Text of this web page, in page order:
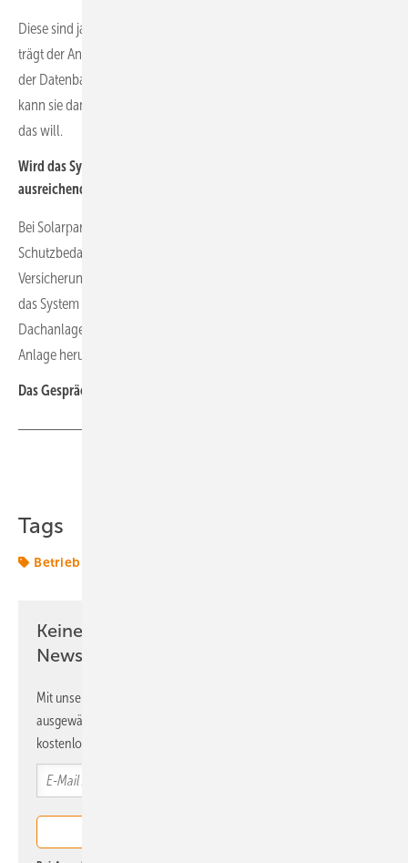
Diese sind ja dann mit Eigentümer in der Datenbank registriert. Dann
trägt der Anlagenbetreiber die verkauften Komponenten einfach aus
der Datenbank aus und kann sie verkaufen. Der neue Eigentümer
kann sie dann wieder für sich in der Datenbank registrieren, wenn er
das will.
Wird das System von PV-Diebstahl von den Versicherungen als
ausreichender Diebstahlschutz angesehen?
Bei Solarparks ohne Zaun sicherlich nicht. Den individuellen
Schutzbedarf muss der Anlagenbetreiber konkret mit der
Versicherung absprechen. Es gibt aber einige Versicherungen, die
das System von PV-Diebstahl empfehlen. Vor allem bei
Dachanlagen. Denn da kann man in der Regel keinen Zaun um die
Anlage herumbauen.
Das Gespräch führte Sven Ullrich.
Tags
Betrieb
Keine Zeit? Kein Problem mit dem ERE
Newsletter!
Mit unserem Newsletter erhalten Sie regelmäßig von uns
ausgewählte Informationen und Neuigkeiten, gebündelt und
kostenlos direkt ins Postfach.